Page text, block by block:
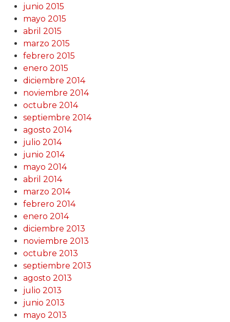
junio 2015
mayo 2015
abril 2015
marzo 2015
febrero 2015
enero 2015
diciembre 2014
noviembre 2014
octubre 2014
septiembre 2014
agosto 2014
julio 2014
junio 2014
mayo 2014
abril 2014
marzo 2014
febrero 2014
enero 2014
diciembre 2013
noviembre 2013
octubre 2013
septiembre 2013
agosto 2013
julio 2013
junio 2013
mayo 2013